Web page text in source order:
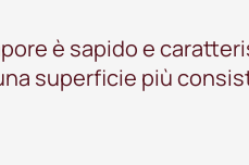
è sapido e
superficie più